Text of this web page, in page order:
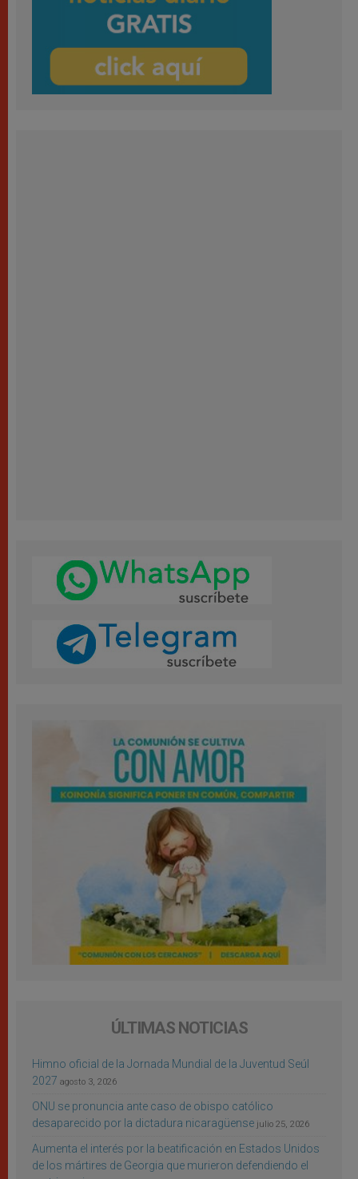
ÚLTIMAS NOTICIAS
Himno oficial de la Jornada Mundial de la Juventud Seúl
2027 agosto 3, 2026
ONU se pronuncia ante caso de obispo católico
desaparecido por la dictadura nicaragüense julio 25, 2026
Aumenta el interés por la beatificación en Estados Unidos
de los mártires de Georgia que murieron defendiendo el